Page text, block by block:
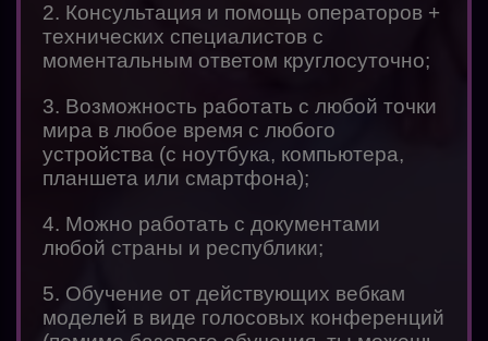
2. Консультация и помощь операторов +
технических специалистов с
моментальным ответом круглосуточно;
3. Возможность работать с любой точки
мира в любое время с любого
устройства (с ноутбука, компьютера,
планшета или смартфона);
4. Можно работать с документами
любой страны и республики;
5. Обучение от действующих вебкам
моделей в виде голосовых конференций